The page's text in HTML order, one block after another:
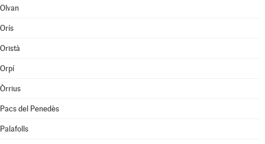
Olvan
Orís
Oristà
Orpí
Òrrius
Pacs del Penedès
Palafolls